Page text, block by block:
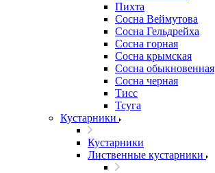
Пихта
Сосна Веймутова
Сосна Гельдрейха
Сосна горная
Сосна крымская
Сосна обыкновенная
Сосна черная
Тисс
Тсуга
Кустарники
Кустарники
Лиственные кустарники